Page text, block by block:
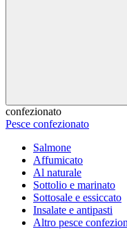
confezionato
Pesce confezionato
Salmone
Affumicato
Al naturale
Sottolio e marinato
Sottosale e essiccato
Insalate e antipasti
Altro pesce